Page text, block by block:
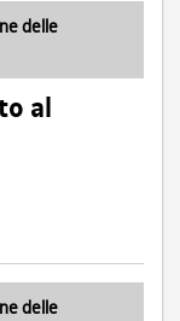
delle
al
delle